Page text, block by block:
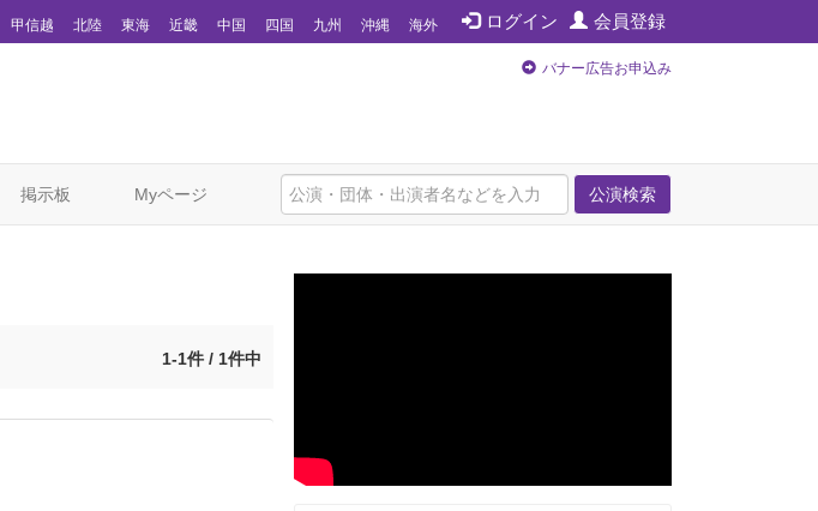
ログイン 会員登録
甲信越 北陸 東海 近畿 中国 四国 九州 沖縄 海外
バナー広告お申込み
公演検索
掲示板 Myページ
1-1件 / 1件中